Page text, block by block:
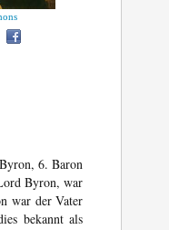
6. Baron
Byron, war
war der Vater
bekannt als